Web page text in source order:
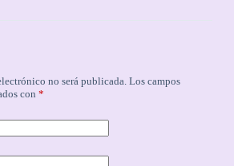
no será publicada. Los campos
con *